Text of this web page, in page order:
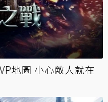
地圖 小心敵人就在